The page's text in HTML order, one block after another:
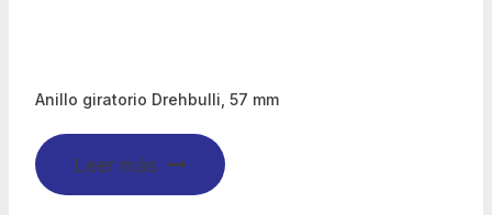
Anillo giratorio Drehbulli, 57 mm
Leer más